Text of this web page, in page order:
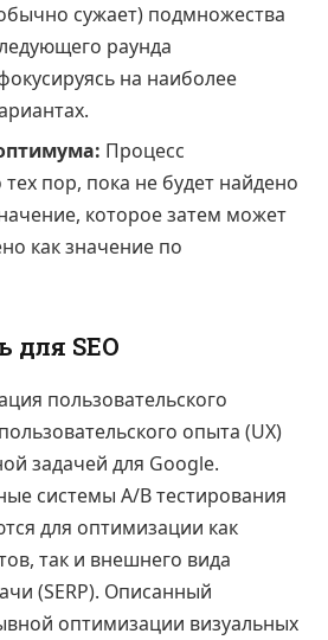
сужает) подмножества
раунда
на наиболее
Процесс
тех пор, пока не будет найдено
которое затем может
как значение по
для SEO
пользовательского
опыта (UX)
задачей для Google.
системы A/B тестирования
для оптимизации как
так и внешнего вида
(SERP). Описанный
оптимизации визуальных